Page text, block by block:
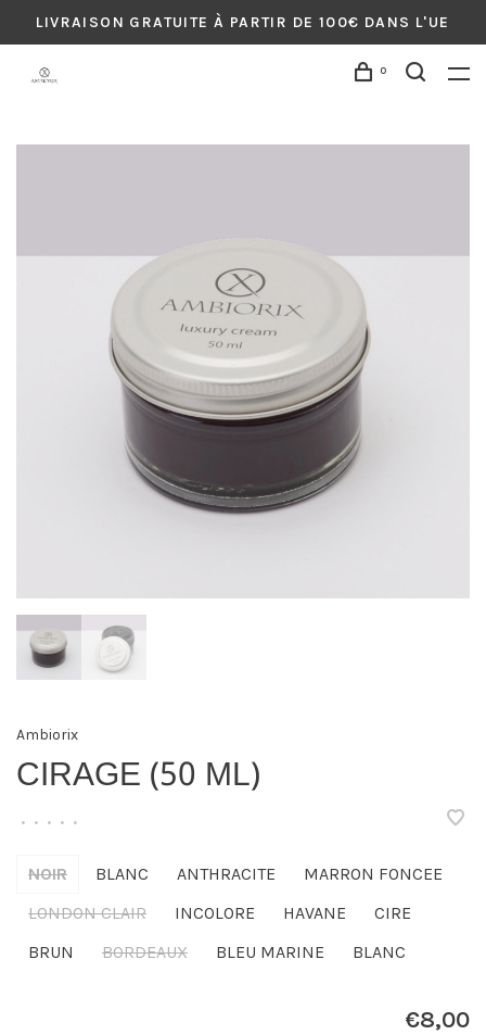
LIVRAISON GRATUITE À PARTIR DE 100€ DANS L'UE
0
Ambiorix
CIRAGE (50 ML)
• • • • •
NOIR BLANC ANTHRACITE
MARRON FONCEE
LONDON CLAIR
INCOLORE HAVANE
CIRE
BRUN
BORDEAUX BLEU MARINE BLANC
€8,00